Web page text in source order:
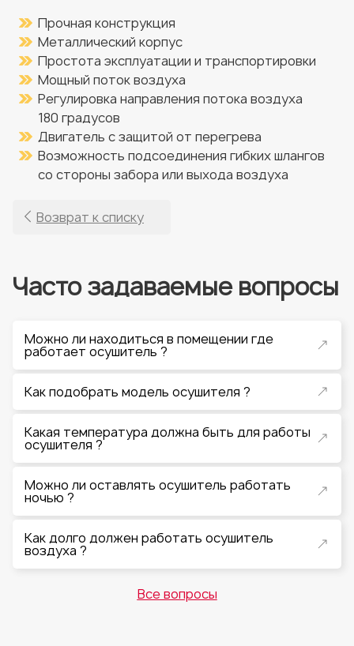
Прочная конструкция
Металлический корпус
Простота эксплуатации и транспортировки
Мощный поток воздуха
Регулировка направления потока воздуха
180 градусов
Двигатель с защитой от перегрева
Возможность подсоединения гибких шлангов
со стороны забора или выхода воздуха
Возврат к списку
Часто задаваемые вопросы
Можно ли находиться в помещении где
работает осушитель ?
Как подобрать модель осушителя ?
Какая температура должна быть для работы
осушителя ?
Можно ли оставлять осушитель работать
ночью ?
Как долго должен работать осушитель
воздуха ?
Все вопросы